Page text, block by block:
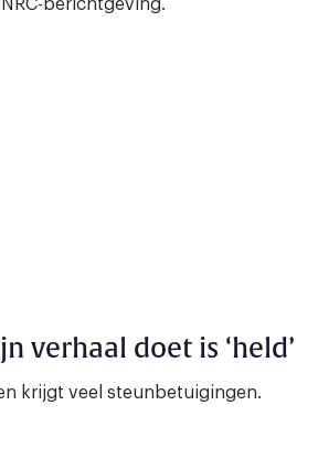
berichtgeving.
verhaal doet is ‘held’
krijgt veel steunbetuigingen.